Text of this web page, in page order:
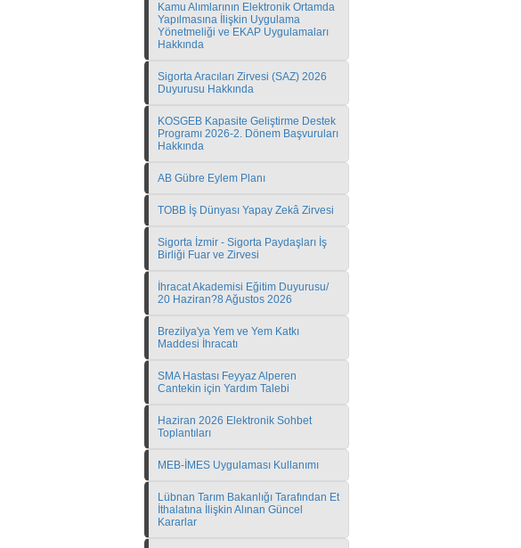
Kamu Alımlarının Elektronik Ortamda
Yapılmasına İlişkin Uygulama
Yönetmeliği ve EKAP Uygulamaları
Hakkında
Sigorta Aracıları Zirvesi (SAZ) 2026
Duyurusu Hakkında
KOSGEB Kapasite Geliştirme Destek
Programı 2026-2. Dönem Başvuruları
Hakkında
AB Gübre Eylem Planı
TOBB İş Dünyası Yapay Zekâ Zirvesi
Sigorta İzmir - Sigorta Paydaşları İş
Birliği Fuar ve Zirvesi
İhracat Akademisi Eğitim Duyurusu/
20 Haziran?8 Ağustos 2026
Brezilya'ya Yem ve Yem Katkı
Maddesi İhracatı
SMA Hastası Feyyaz Alperen
Cantekin için Yardım Talebi
Haziran 2026 Elektronik Sohbet
Toplantıları
MEB-İMES Uygulaması Kullanımı
Lübnan Tarım Bakanlığı Tarafından Et
İthalatına İlişkin Alınan Güncel
Kararlar